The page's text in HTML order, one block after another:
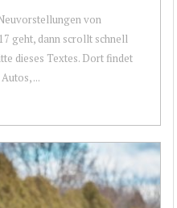
von
geht, dann scrollt schnell
dieses Textes. Dort findet
...